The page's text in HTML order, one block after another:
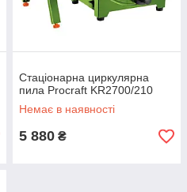
Стаціонарна циркулярна
пила Procraft KR2700/210
Немає в наявності
5 880 ₴